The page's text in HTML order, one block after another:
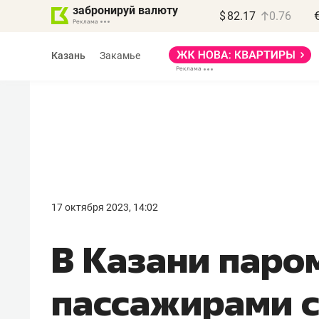
забронируй валюту $ 82.17 0.76
Казань Закамье
17 октября 2023, 14:02
В Казани
пассажирами
правил, бизнес может
потерять минимум